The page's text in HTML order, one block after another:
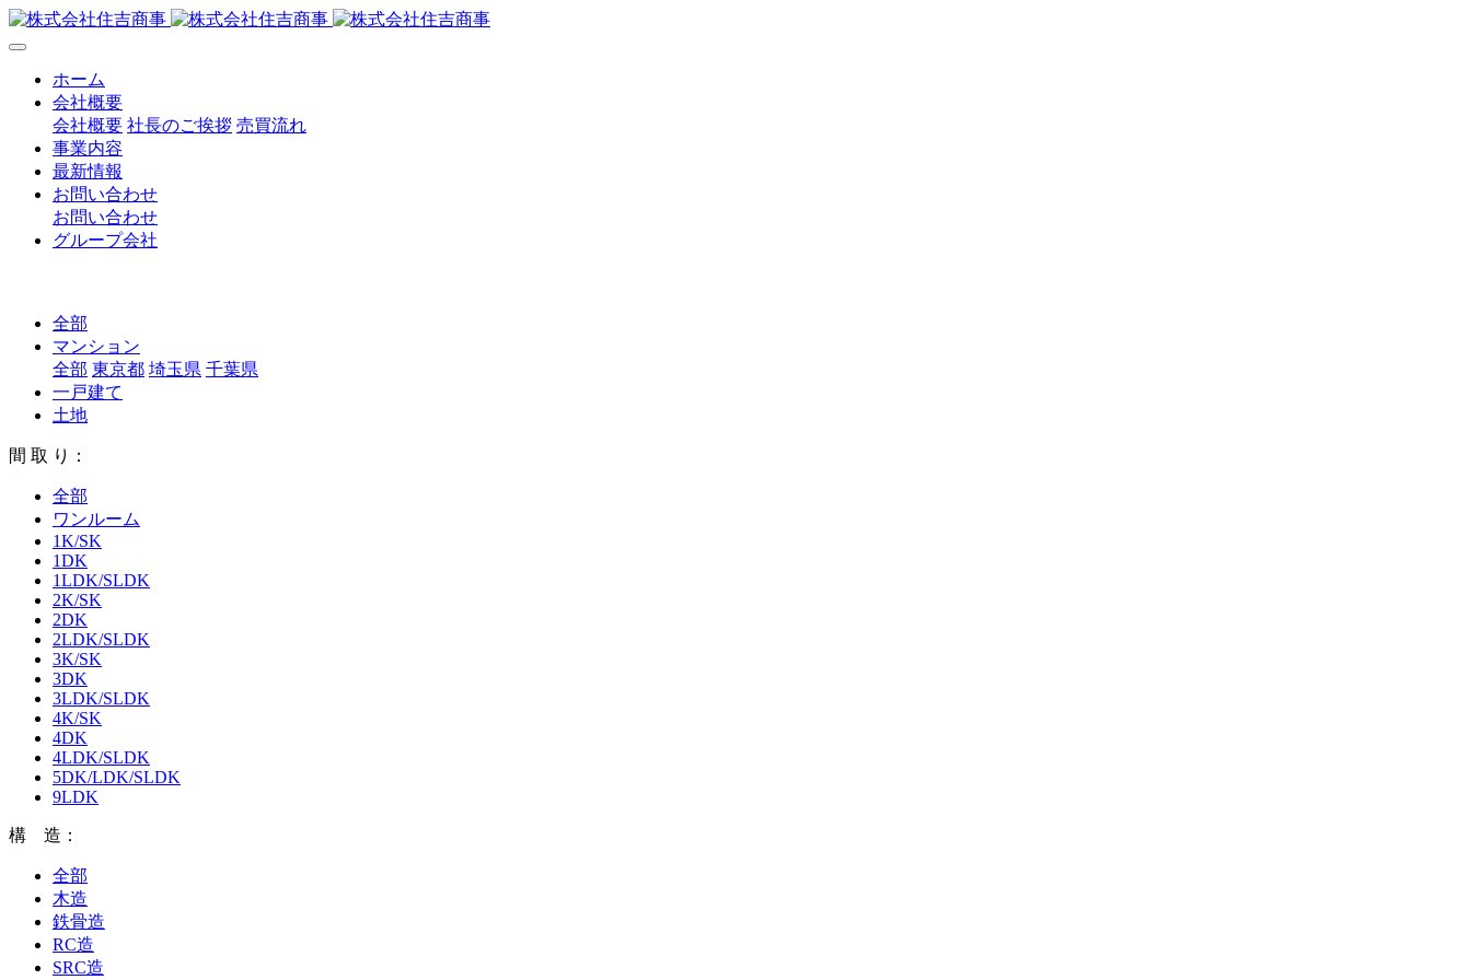
ホーム
会社概要
会社概要 社長のご挨拶 売買流れ
事業内容
最新情報
お問い合わせ
お問い合わせ
グループ会社
全部
マンション
全部 東京都 埼玉県 千葉県
一戸建て
土地
間 取 り：
全部
ワンルーム
1K/SK
1DK
1LDK/SLDK
2K/SK
2DK
2LDK/SLDK
3K/SK
3DK
3LDK/SLDK
4K/SK
4DK
4LDK/SLDK
5DK/LDK/SLDK
9LDK
構 造：
全部
木造
鉄骨造
RC造
SRC造